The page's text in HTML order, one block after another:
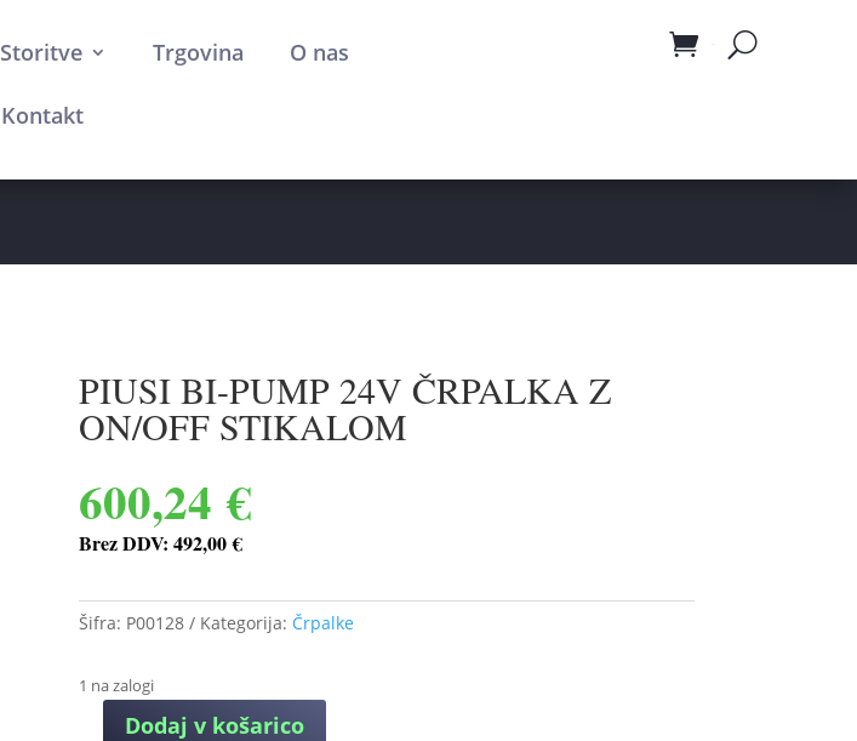
Storitve Trgovina O nas
Kontakt
PIUSI BI-PUMP 24V ČRPALKA Z
ON/OFF STIKALOM
600,24€
Brez DDV: 492,00€
Šifra: P00128 Kategorija: Črpalke
1 na zalogi
Dodaj v košarico